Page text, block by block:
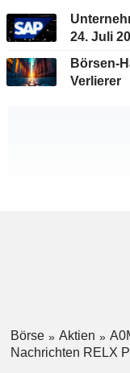
24. Juli
Börsen-
Verlierer
Börse Aktien
Nachrichten RELX